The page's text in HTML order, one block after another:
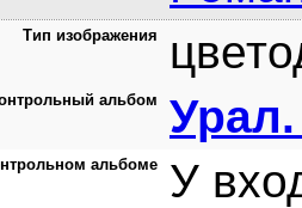
Тип изображения
альбом
альбоме У